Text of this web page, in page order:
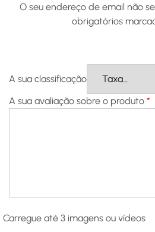
O seu endereço de email não
obrigatórios
A sua classificação
A sua avaliação sobre o produto *
Carregue até 3 imagens ou vídeos